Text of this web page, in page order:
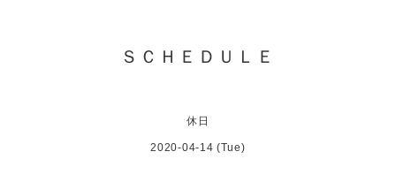
ＳＣＨＥＤＵＬＥ
休日
2020-04-14 (Tue)